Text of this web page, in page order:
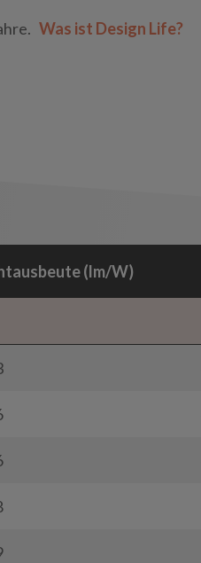
Was ist Design Life?
(lm/W)